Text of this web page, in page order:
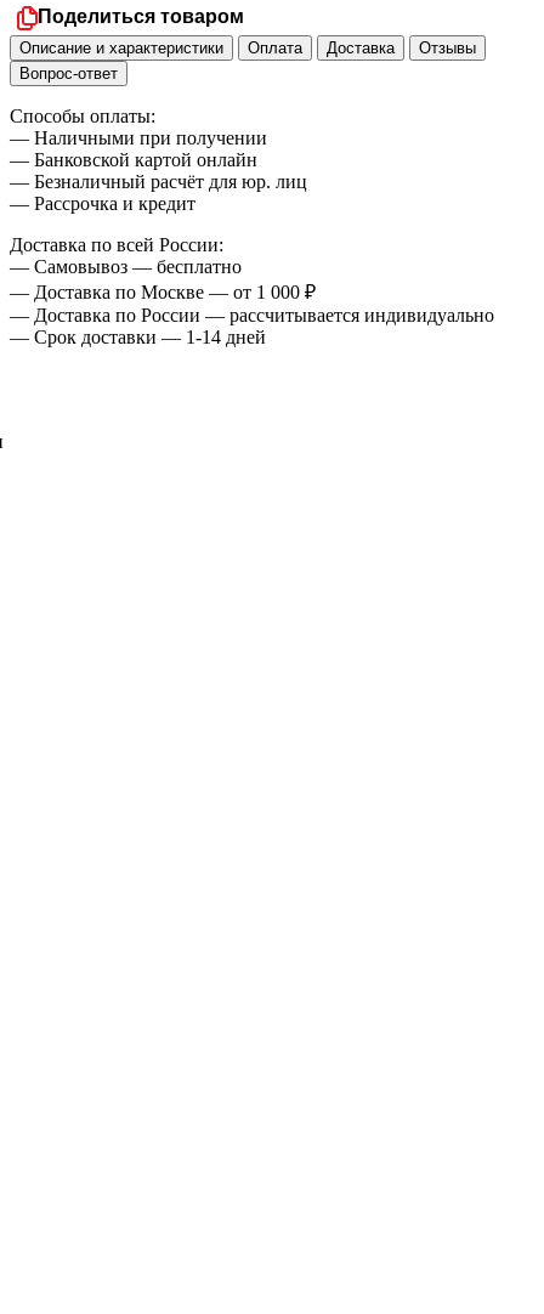
Поделиться товаром
Описание и характеристики Оплата Доставка
Отзывы
Вопрос-ответ
Способы оплаты:
— Наличными при получении
— Банковской картой онлайн
— Безналичный расчёт для юр. лиц
— Рассрочка и кредит
Доставка по всей России:
— Самовывоз — бесплатно
— Доставка по Москве — от 1 000 ₽
— Доставка по России — рассчитывается индивидуально
— Срок доставки — 1-14 дней